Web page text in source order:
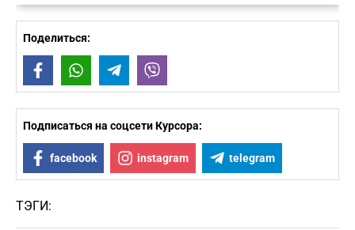
Поделиться:
FacebookWhatsAppTelegram
Подписаться на соцсети Курсора:
facebook instagram telegram
ТЭГИ: